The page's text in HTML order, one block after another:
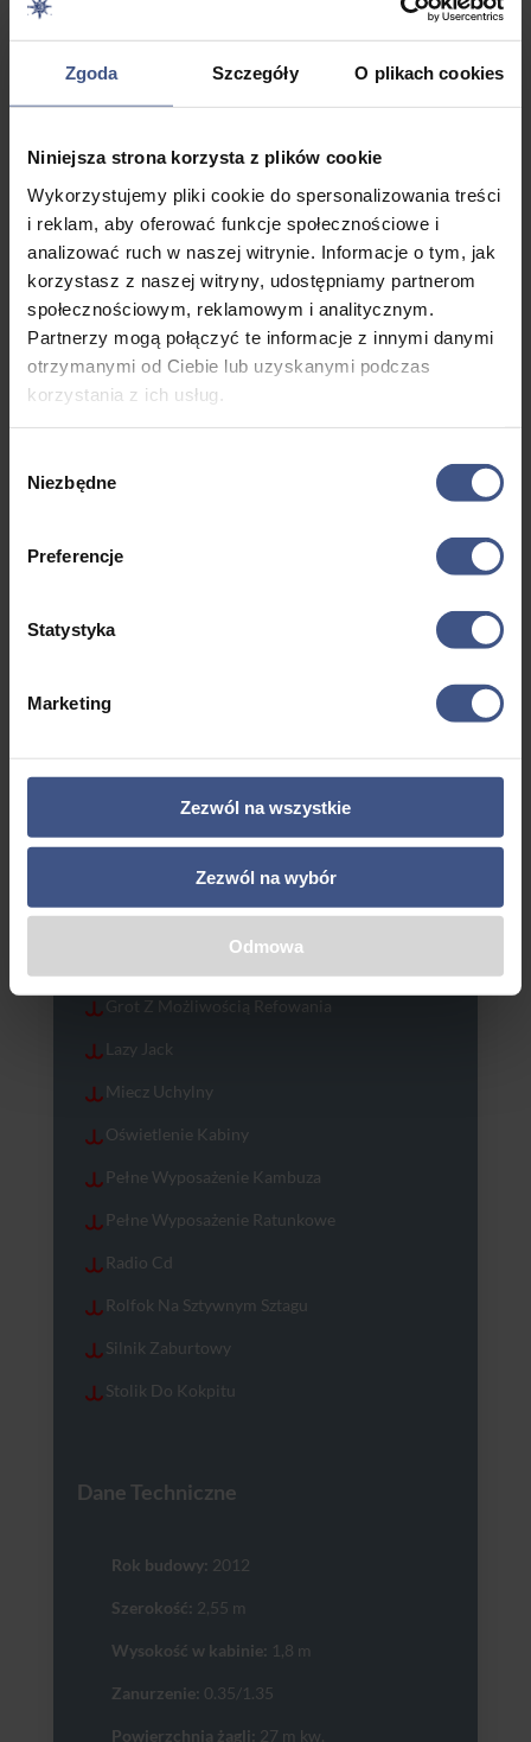
Zgoda Szczegóły O plikach cookies
Niniejsza strona korzysta z plików cookie
Wykorzystujemy pliki cookie do spersonalizowania treści
i reklam, aby oferować funkcje społecznościowe i
analizować ruch w naszej witrynie. Informacje o tym, jak
korzystasz z naszej witryny, udostępniamy partnerom
społecznościowym, reklamowym i analitycznym.
Partnerzy mogą połączyć te informacje z innymi danymi
otrzymanymi od Ciebie lub uzyskanymi podczas
korzystania z ich usług.
zgody
Niezbędne
Preferencje
Statystyka
Marketing
Zezwól na wszystkie
Zezwól na wybór
Odmowa
jachtu.
miejscem na posiłki i integrację załogi po
dopłynięciu do kei.
Warunki Czarteru
Galeria
Wyposażenie
Bramka Do Kładzenia Masztu
Grot Z Możliwością Refowania
Lazy Jack
Miecz Uchylny
Oświetlenie Kabiny
Pełne Wyposażenie Kambuza
Pełne Wyposażenie Ratunkowe
Radio Cd
Rolfok Na Sztywnym Sztagu
Silnik Zaburtowy
Stolik Do Kokpitu
Dane Techniczne
Rok budowy: 2012
Szerokość: 2,55 m
Wysokość w kabinie: 1,8 m
Zanurzenie: 0.35/1.35
Powierzchnia żagli: 27 m kw.